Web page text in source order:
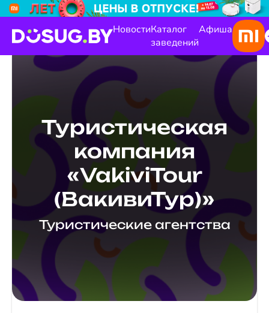
НовостиКаталог
заведений
Афиша
Туристическая
компания
«VakiviTour
(ВакивиТур)»
Туристические агентства